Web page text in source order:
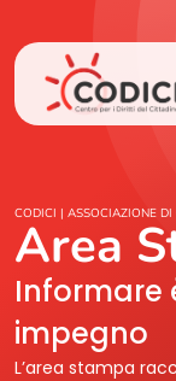
Chi
Cosa
Area
CODICI | ASSOCIAZIONE
Area
Informare
impegno
L’area stampa